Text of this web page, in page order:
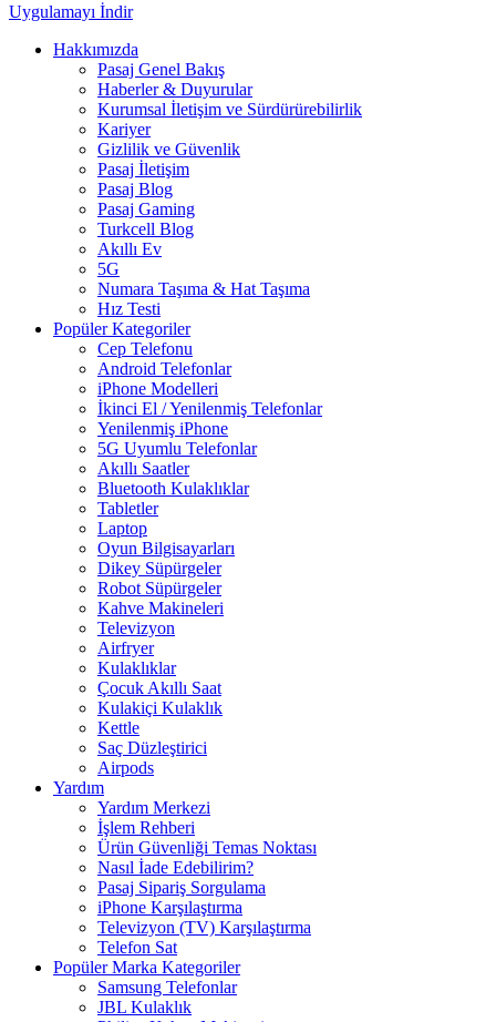
Uygulamayı İndir
Hakkımızda
Pasaj Genel Bakış
Haberler & Duyurular
Kurumsal İletişim ve Sürdürürebilirlik
Kariyer
Gizlilik ve Güvenlik
Pasaj İletişim
Pasaj Blog
Pasaj Gaming
Turkcell Blog
Akıllı Ev
5G
Numara Taşıma & Hat Taşıma
Hız Testi
Popüler Kategoriler
Cep Telefonu
Android Telefonlar
iPhone Modelleri
İkinci El / Yenilenmiş Telefonlar
Yenilenmiş iPhone
5G Uyumlu Telefonlar
Akıllı Saatler
Bluetooth Kulaklıklar
Tabletler
Laptop
Oyun Bilgisayarları
Dikey Süpürgeler
Robot Süpürgeler
Kahve Makineleri
Televizyon
Airfryer
Kulaklıklar
Çocuk Akıllı Saat
Kulakiçi Kulaklık
Kettle
Saç Düzleştirici
Airpods
Yardım
Yardım Merkezi
İşlem Rehberi
Ürün Güvenliği Temas Noktası
Nasıl İade Edebilirim?
Pasaj Sipariş Sorgulama
iPhone Karşılaştırma
Televizyon (TV) Karşılaştırma
Telefon Sat
Popüler Marka Kategoriler
Samsung Telefonlar
JBL Kulaklık